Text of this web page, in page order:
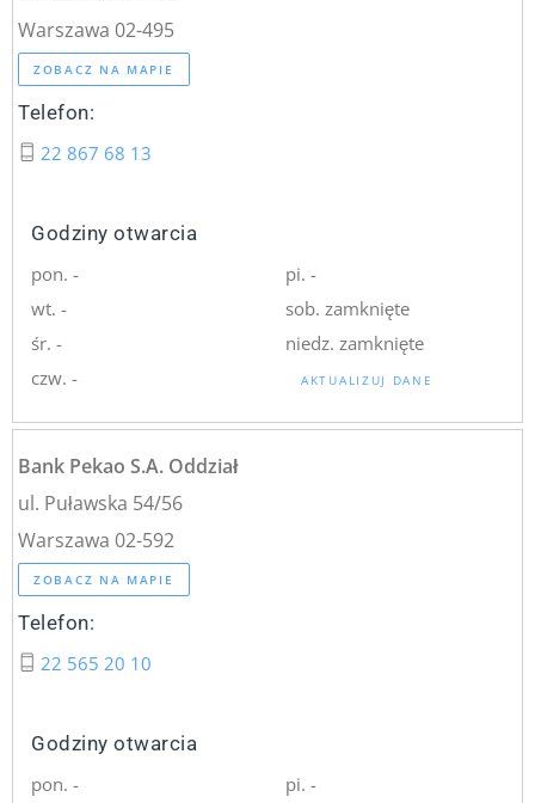
Warszawa 02-495
ZOBACZ NA MAPIE
Telefon:
22 867 68 13
Godziny otwarcia
pon. -
wt. -
śr. -
czw. -
pi. -
sob. zamknięte
niedz. zamknięte
AKTUALIZUJ DANE
Bank Pekao S.A. Oddział
ul. Puławska 54/56
Warszawa 02-592
ZOBACZ NA MAPIE
Telefon:
22 565 20 10
Godziny otwarcia
pon. -
pi. -